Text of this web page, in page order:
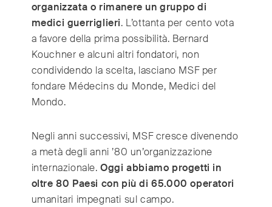
organizzata o rimanere un gruppo di
medici guerriglieri. L’ottanta per cento vota
a favore della prima possibilità. Bernard
Kouchner e alcuni altri fondatori, non
condividendo la scelta, lasciano MSF per
fondare Médecins du Monde, Medici del
Mondo.
Negli anni successivi, MSF cresce divenendo
a metà degli anni ’80 un’organizzazione
internazionale.Oggi abbiamo progetti in
oltre 80 Paesi con più di 65.000 operatori
umanitari impegnati sul campo.